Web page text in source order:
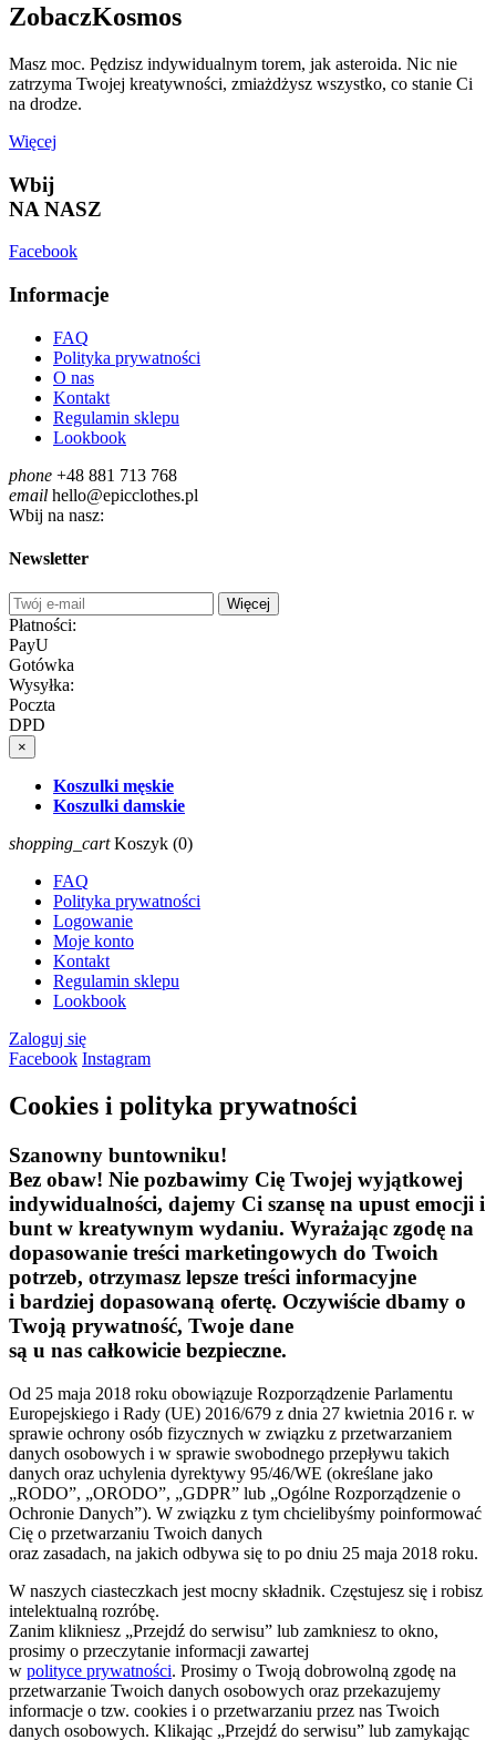
ZobaczKosmos
Masz moc. Pędzisz indywidualnym torem, jak asteroida. Nic nie
zatrzyma Twojej kreatywności, zmiażdżysz wszystko, co stanie Ci
na drodze.
Więcej
Wbij
NA NASZ
Facebook
Informacje
FAQ
Polityka prywatności
O nas
Kontakt
Regulamin sklepu
Lookbook
phone +48 881 713 768
email hello@epicclothes.pl
Wbij na nasz:
Newsletter
Więcej
Płatności:
PayU
Gotówka
Wysyłka:
Poczta
DPD
×
Koszulki męskie
Koszulki damskie
shopping_cart Koszyk (0)
FAQ
Polityka prywatności
Logowanie
Moje konto
Kontakt
Regulamin sklepu
Lookbook
Zaloguj się
Facebook Instagram
Cookies i polityka prywatności
Szanowny buntowniku!
Bez obaw! Nie pozbawimy Cię Twojej wyjątkowej
indywidualności, dajemy Ci szansę na upust emocji i
bunt w kreatywnym wydaniu. Wyrażając zgodę na
dopasowanie treści marketingowych do Twoich
potrzeb, otrzymasz lepsze treści informacyjne
i bardziej dopasowaną ofertę. Oczywiście dbamy o
Twoją prywatność, Twoje dane
są u nas całkowicie bezpieczne.
Od 25 maja 2018 roku obowiązuje Rozporządzenie Parlamentu
Europejskiego i Rady (UE) 2016/679 z dnia 27 kwietnia 2016 r. w
sprawie ochrony osób fizycznych w związku z przetwarzaniem
danych osobowych i w sprawie swobodnego przepływu takich
danych oraz uchylenia dyrektywy 95/46/WE (określane jako
„RODO”, „ORODO”, „GDPR” lub „Ogólne Rozporządzenie o
Ochronie Danych”). W związku z tym chcielibyśmy poinformować
Cię o przetwarzaniu Twoich danych
oraz zasadach, na jakich odbywa się to po dniu 25 maja 2018 roku.
W naszych ciasteczkach jest mocny składnik. Częstujesz się i robisz
intelektualną rozróbę.
Zanim klikniesz „Przejdź do serwisu” lub zamkniesz to okno,
prosimy o przeczytanie informacji zawartej
w polityce prywatności. Prosimy o Twoją dobrowolną zgodę na
przetwarzanie Twoich danych osobowych oraz przekazujemy
informacje o tzw. cookies i o przetwarzaniu przez nas Twoich
danych osobowych. Klikając „Przejdź do serwisu” lub zamykając